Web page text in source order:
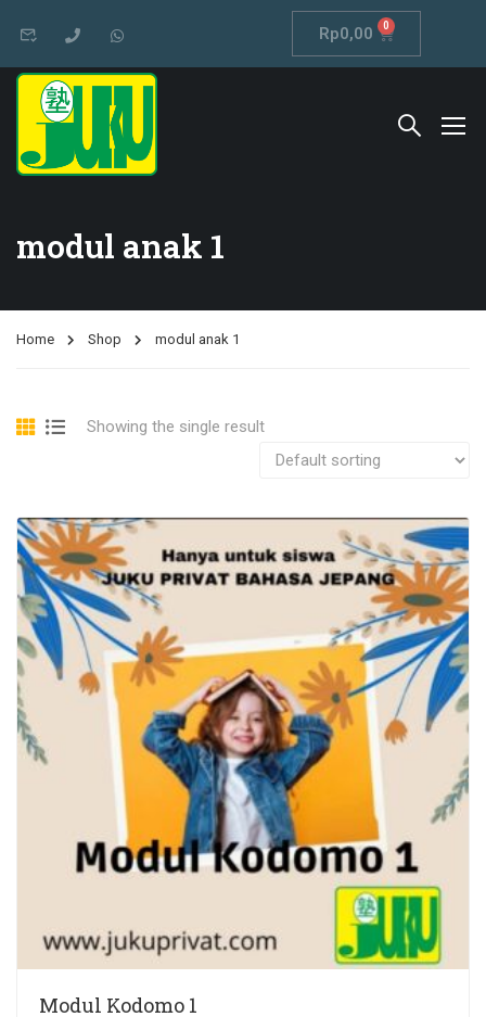
Rp0,00 0
modul anak 1
Home Shop modul anak 1
Showing the single result
Modul Kodomo 1